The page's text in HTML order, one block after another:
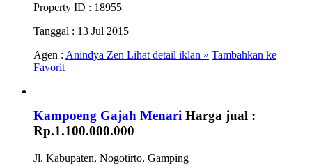
Property ID : 18955
Tanggal : 13 Jul 2015
Agen : Anindya Zen Lihat detail iklan » Tambahkan ke
Favorit
Kampoeng Gajah Menari Harga jual :
Rp.1.100.000.000
Jl. Kabupaten, Nogotirto, Gamping